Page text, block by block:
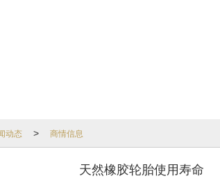
动态 > 商情信息
天然橡胶轮胎使用寿命